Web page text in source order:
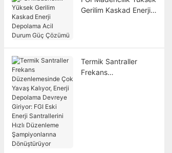
Gerilim Kaskad Enerji
Termik Santraller
Frekans